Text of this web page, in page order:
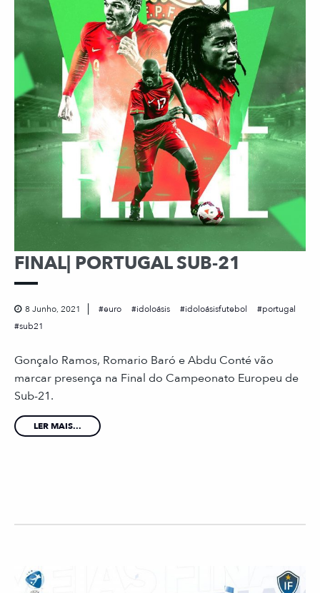
FINAL| PORTUGAL SUB-21
8 Junho, 2021 euro idoloásis idoloásisfutebol
portugal
sub21
Gonçalo Ramos, Romario Baró e Abdu Conté vão
marcar presença na Final do Campeonato Europeu de
Sub-21.
LER MAIS...